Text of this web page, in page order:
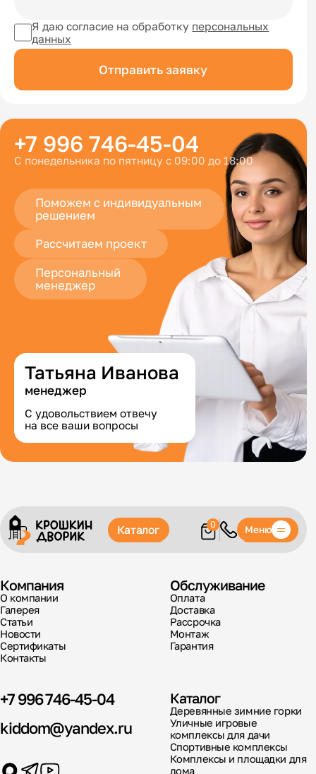
Я даю согласие на обработку персональных
данных
Отправить заявку
+7 996 746-45-04
С понедельника по пятницу с 09:00 до 18:00
Поможем с индивидуальным
решением
Рассчитаем проект
Персональный
менеджер
Татьяна Иванова
менеджер
С удовольствием отвечу
на все ваши вопросы
Каталог 0 Меню
+7 996 746-45-04
kiddom@yandex.ru
Компания
О компании
Галерея
Статьи
Новости
Сертификаты
Контакты
Обслуживание
Оплата
Доставка
Рассрочка
Монтаж
Гарантия
Каталог
Деревянные зимние горки
Уличные игровые
комплексы для дачи
Спортивные комплексы
Комплексы и площадки для
дома